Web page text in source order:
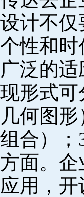
设计不
个性和
广泛的
现形式
几何图
组合）
方面。
应用，